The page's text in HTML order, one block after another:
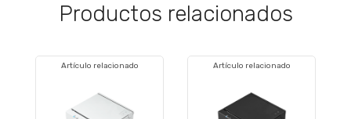
Productos relacionados
Artículo relacionado Artículo relacionado